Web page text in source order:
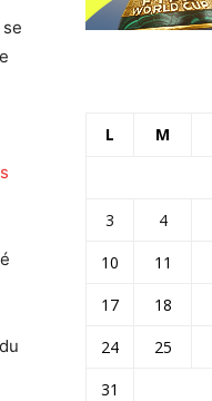
L M
3
4
10
11
17
18
24
25
31